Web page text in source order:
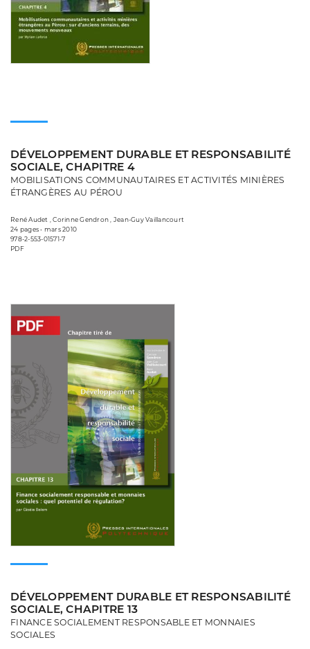
DÉVELOPPEMENT DURABLE ET RESPONSABILITÉ
SOCIALE, CHAPITRE 4
MOBILISATIONS COMMUNAUTAIRES ET ACTIVITÉS MINIÈRES
ÉTRANGÈRES AU PÉROU
René Audet , Corinne Gendron , Jean-Guy Vaillancourt
24 pages • mars 2010
978-2-553-01571-7
PDF
DÉVELOPPEMENT DURABLE ET RESPONSABILITÉ
SOCIALE, CHAPITRE 13
FINANCE SOCIALEMENT RESPONSABLE ET MONNAIES
SOCIALES